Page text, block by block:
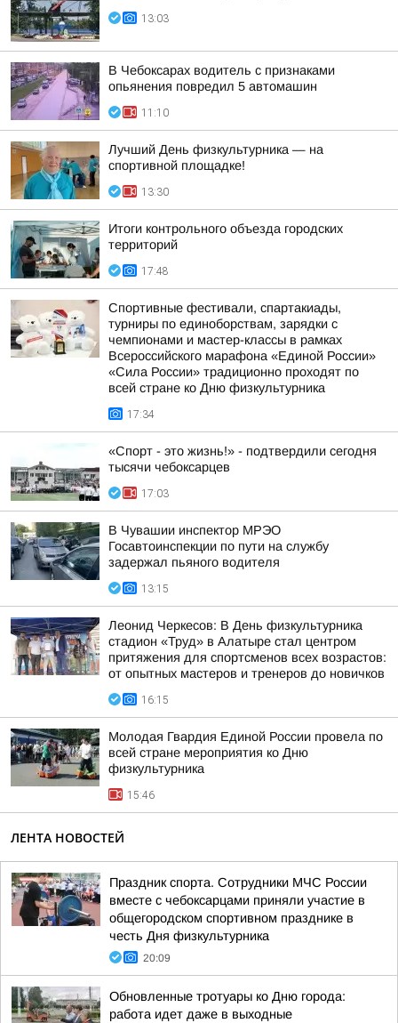
13:03
В Чебоксарах водитель с признаками
опьянения повредил 5 автомашин
11:10
Лучший День физкультурника — на
спортивной площадке!
13:30
Итоги контрольного объезда городских
территорий
17:48
Спортивные фестивали, спартакиады,
турниры по единоборствам, зарядки с
чемпионами и мастер-классы в рамках
Всероссийского марафона «Единой России»
«Сила России» традиционно проходят по
всей стране ко Дню физкультурника
17:34
«Спорт - это жизнь!» - подтвердили сегодня
тысячи чебоксарцев
17:03
В Чувашии инспектор МРЭО
Госавтоинспекции по пути на службу
задержал пьяного водителя
13:15
Леонид Черкесов: В День физкультурника
стадион «Труд» в Алатыре стал центром
притяжения для спортсменов всех возрастов:
от опытных мастеров и тренеров до новичков
16:15
Молодая Гвардия Единой России провела по
всей стране мероприятия ко Дню
физкультурника
15:46
ЛЕНТА НОВОСТЕЙ
Праздник спорта. Сотрудники МЧС России
вместе с чебоксарцами приняли участие в
общегородском спортивном празднике в
честь Дня физкультурника
20:09
Обновленные тротуары ко Дню города:
работа идет даже в выходные